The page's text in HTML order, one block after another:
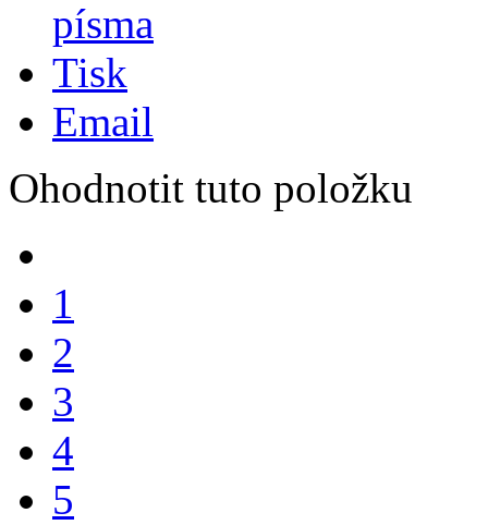
písma
Tisk
Email
Ohodnotit tuto položku
1
2
3
4
5